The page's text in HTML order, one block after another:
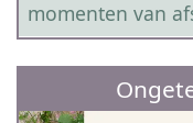
momenten van